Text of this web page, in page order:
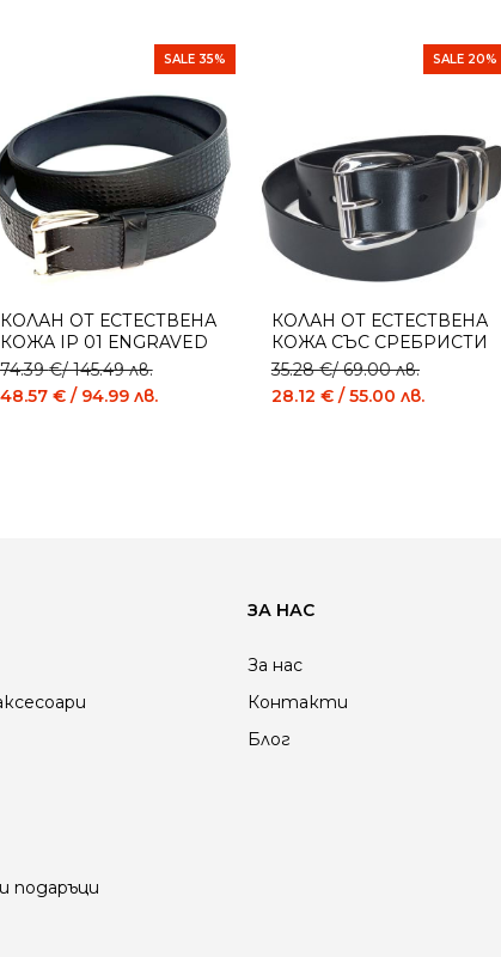
SALE 35%
КОЛАН ОТ ЕСТЕСТВЕНА
КОЖА IP 01 ЕNGRAVED
BLACK
74.39€/ 145.49 лв.
48.57 €/ 94.99 лв.
SALE 20%
КОЛАН ОТ ЕСТЕСТВЕНА
КОЖА СЪС СРЕБРИСТИ
ЕЛЕМЕНТИ IRAPELL- IP
015A
35.28€/ 69.00 лв.
28.12 €/ 55.00 лв.
подаръци
ЗА НАС
За нас
Контакти
Блог